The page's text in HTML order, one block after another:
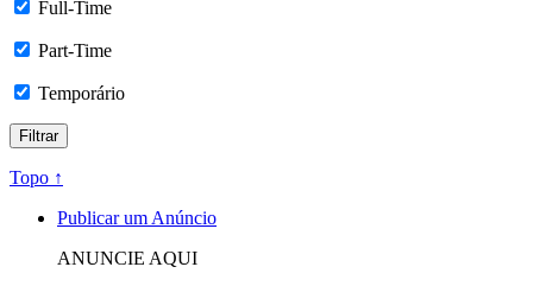
Full-Time
Part-Time
Temporário
Topo ↑
Publicar um Anúncio
ANUNCIE AQUI